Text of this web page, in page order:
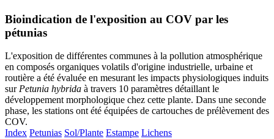
Bioindication de l'exposition au COV par les
pétunias
L'exposition de différentes communes à la pollution atmosphérique
en composés organiques volatils d'origine industrielle, urbaine et
routière a été évaluée en mesurant les impacts physiologiques induits
sur Petunia hybrida à travers 10 paramètres détaillant le
développement morphologique chez cette plante. Dans une seconde
phase, les stations ont été équipées de cartouches de prélèvement des
COV.
Index Petunias Sol/Plante Estampe Lichens